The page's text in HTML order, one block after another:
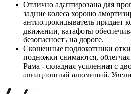
Отлично адаптирована для
задние колеса хорошо
антиопрокидыватель придает
движении, катафоты
безопасность на дороге.
Скошенные подлокотники
подножки снимаются,
Рама - складная усиленная с
авиационный алюминий.